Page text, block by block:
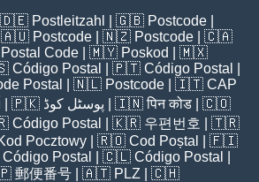
🇩🇪 Postleitzahl | 🇬🇧 Postcode
🇦🇺 Postcode | 🇳🇿 Postcode | 🇨🇦
Postal Code | 🇲🇾 Poskod
| 🇲🇽
Código Postal | 🇵🇹 Código Postal
Postal | 🇳🇱 Postcode | 🇮🇹 CAP
| 🇵🇰 پوسٹل کوڈ | 🇮🇳पिन कोड | 🇨🇴
Código Postal | 🇰🇷 우편번호
| 🇹🇷
Pocztowy | 🇷🇴 Cod Poștal
| 🇫🇮
Código Postal | 🇨🇱 Código Postal
郵便番号 | 🇦🇹 PLZ | 🇨🇭